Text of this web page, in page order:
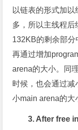
以链表的形式加
多，所以主线程
132KB的剩余部分
再通过增加
arena的大小。同
时候，也会通过
小main arena的大
3. After free